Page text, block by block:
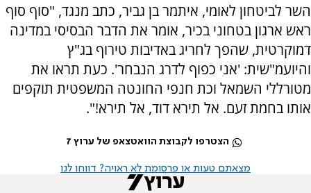
השר לביטחון לאומי, איתמר בן גביר, כתב מנגד, "סוף סוף
ראש ארגון בטחוני בכיר, אומר את הדבר הבסיסי במדינה
דמוקרטית, שהפך לחריג באדיבות טירוף בג"ץ
והיועמ"שית: 'אני כפוף לדרג הנבחר'. כעת תראו את
מטורללי השמאל וכת חנפי החונטה המשפטית תוקפים
אותו בחמת זעם. אל תירא דוד, אל תירא!".
הצטרפו לקבוצת הוואטצאפ של ערוץ 7
מצאתם טעות או פרסומת לא ראויה? דווחו לנו